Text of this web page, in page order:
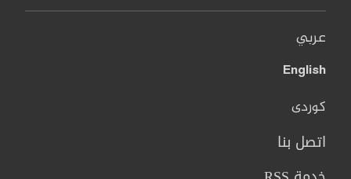
عربي
English
کوردی
اتصل بنا